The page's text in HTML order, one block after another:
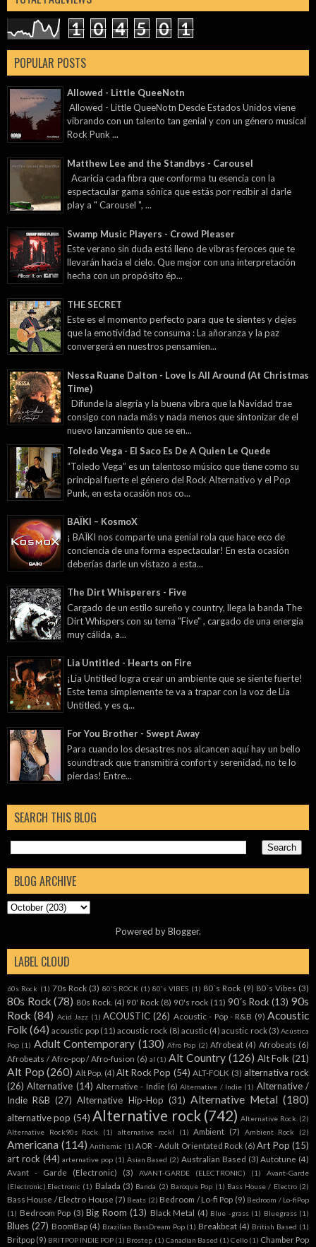
1 0 4 5 0 1
POPULAR POSTS
Allowed - Little QueeNotn
Allowed - Little QueeNotn Desde Estados Unidos viene
vibrando con un talento tan genial y con un género musical
Rock Punk ...
Matthew Lee and the Standbys - Carousel
Acaricia cada fibra que conforma tu esencia con la
espectacular gama sónica que estás por recibir al darle
play a " Carousel ", ...
Swamp Music Players - Crowd Pleaser
Este verano sin duda está lleno de vibras feroces que te
llevarán hacia el cielo. Que mejor con una interpretación
hecha con un propósito ép...
THE SECRET
Este es el momento perfecto para que te sientes y dejes
que la emotividad te consuma : La añoranza y la paz
convergerá en nuestros pensamien...
Nessa Ruane Dalton - Love Is All Around (At Christmas
Time)
Difunde la alegría y la buena vibra que la Navidad trae
consigo con nada más y nada menos que sintonizar de el
nuevo lanzamiento que se en...
Toledo Vega - El Saco Es De A Quien Le Quede
“Toledo Vega” es un talentoso músico que tiene como su
principal fuerte el género del Rock Alternativo y el Pop
Punk, en esta ocasión nos co...
BAÏKI – KosmoX
¡ BAÏKI nos comparte una genial rola que hace eco de
conciencia de una forma espectacular! En esta ocasión
deberías darle un vistazo a esta...
The Dirt Whisperers - Five
Cargado de un estilo sureño y country, llega la banda The
Dirt Whispers con su tema "Five" , cargado de una energía
muy cálida, a...
Lia Untitled - Hearts on Fire
¡Lia Untitled logra crear un ambiente que se siente fuerte!
Este tema simplemente te va a trapar con la voz de Lia
Untitled, y es q...
For You Brother - Swept Away
Para cuando los desastres nos alcancen aquí hay un bello
soundtrack que transmitirá confort y serenidad, no te lo
pierdas! Entre...
SEARCH THIS BLOG
BLOG ARCHIVE
Powered byBlogger.
LABEL CLOUD
60s Rock (1) 70s Rock (3) 80'S ROCK (1) 80's VIBES (1) 80´s Rock (9) 80´s Vibes (3)
80s Rock (78) 80s Rock. (4) 90' Rock (8) 90's rock (11) 90´s Rock (13) 90s
Rock (84) Acid Jazz (1) ACOUSTIC (26) Acoustic - Pop - R&B (9) Acoustic
Folk (64) acoustic pop (11) acoustic rock (8) acustic (4) acustic rock (3) Acústica
Pop (1) Adult Contemporary (130) Afro Pop (2) Afrobeat (4) Afrobeats (6)
Afrobeats / Afro-pop / Afro-fusion (6) al (1) Alt Country (126) Alt Folk (21)
Alt Pop (260) Alt Pop. (4) Alt Rock Pop (54) ALT-FOLK (3) alternativa rock
(26) Alternative (14) Alternative - Indie (6) Alternative / Indie (1) Alternative /
Indie R&B (27) Alternative Hip-Hop (31) Alternative Metal (180)
alternative pop (54) Alternative rock (742) Alternative Rock. (2)
Alternative Rock90s Rock
(1) alternative rockl (1) Ambient (7) Ambient Rock (2)
Americana (114) Anthemic (1) AOR - Adult Orientated Rock (6) Art Pop (15)
art rock (44) arternative pop (1) Asian Based (2) Australian Based (3) Autotune (4)
Avant - Garde (Electronic)
(3) AVANT-GARDE (ELECTRONIC) (1)
Avant-Garde
(Electronic).Electronic (1) Balada (3) Banda (2) Baroque Pop (1) Bass House / Electro (2)
Bass House / Electro House (7) Beats (2) Bedroom / Lo-fi Pop (9) Bedroom / Lo-fiPop
(1) Bedroom Pop (3) Big Room (13) Black Metal (4) Blue -grass (1) Bluegrass (1)
Blues (27) BoomBap (4) Brazilian BassDream Pop (1) Breakbeat (4) British Based (1)
Britpop (9) BRITPOP INDIE POP (1) Brostep (1) Canadian Based (1) Cello (1) Chamber Pop